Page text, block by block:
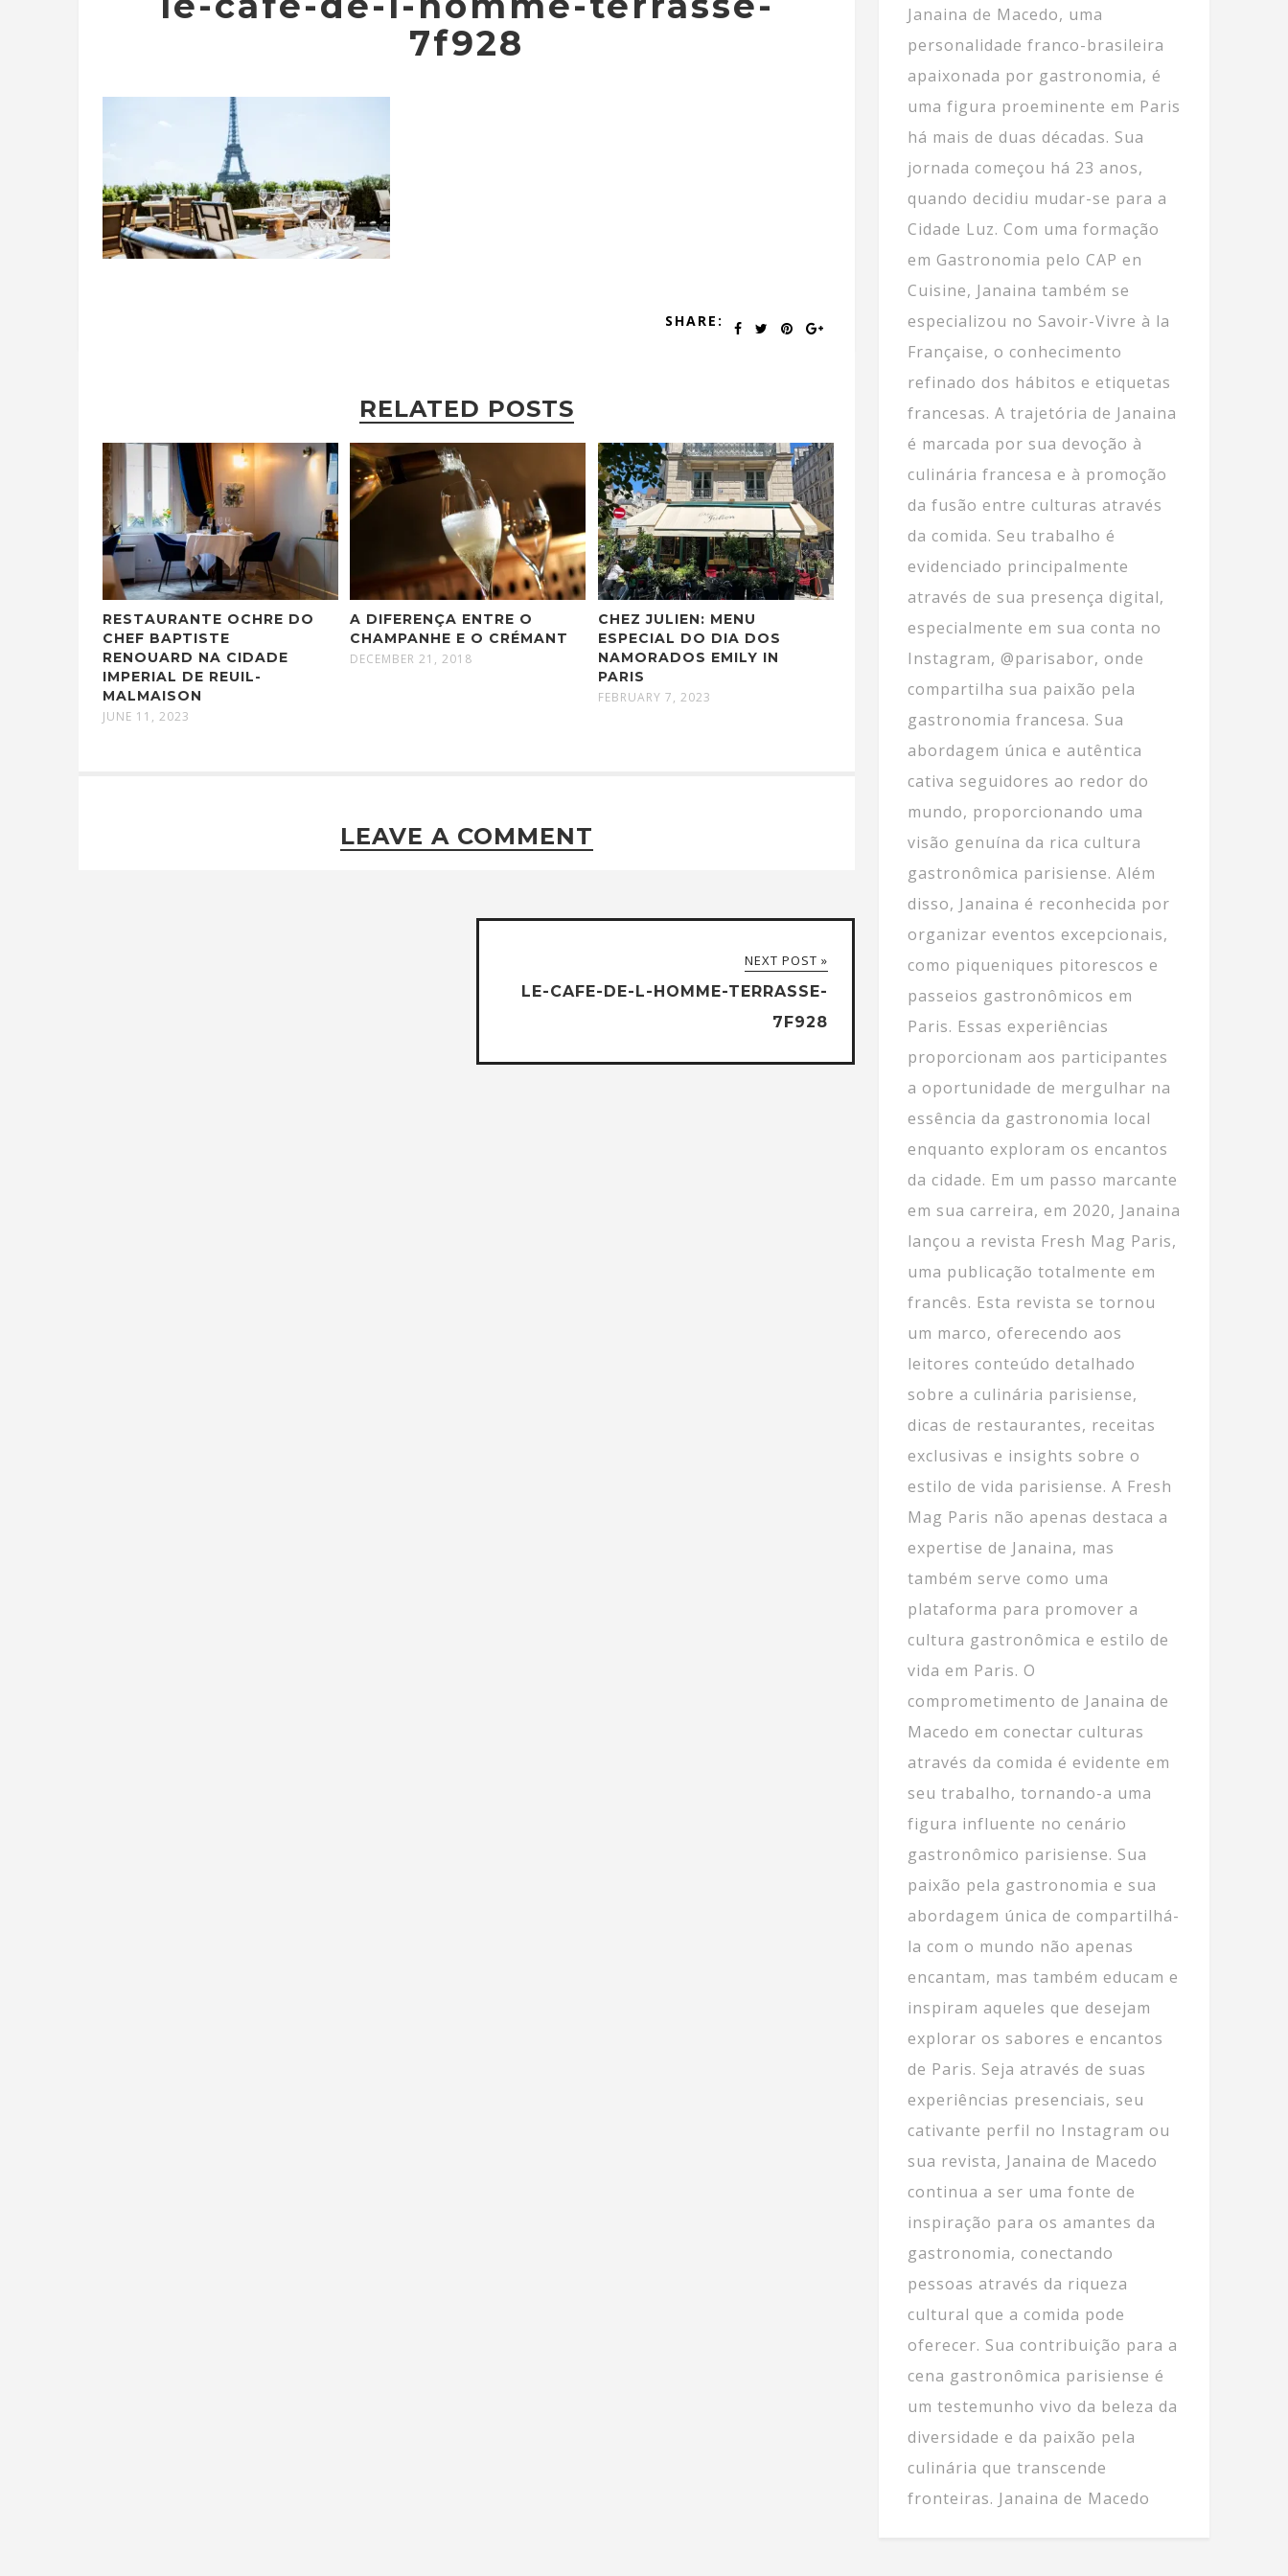
7f928
SHARE:
RELATED POSTS
RESTAURANTE OCHRE DO
CHEF BAPTISTE
RENOUARD NA CIDADE
IMPERIAL DE REUIL-
MALMAISON
JUNE 11, 2023
A DIFERENÇA ENTRE O
CHAMPANHE E O CRÉMANT
DECEMBER 21, 2018
CHEZ JULIEN: MENU
ESPECIAL DO DIA DOS
NAMORADOS EMILY IN
PARIS
FEBRUARY 7, 2023
LEAVE A COMMENT
NEXT POST »
LE-CAFE-DE-L-HOMME-TERRASSE-
7F928
Janaina de Macedo, uma
personalidade franco-brasileira
apaixonada por gastronomia, é
uma figura proeminente em Paris
há mais de duas décadas. Sua
jornada começou há 23 anos,
quando decidiu mudar-se para a
Cidade Luz. Com uma formação
em Gastronomia pelo CAP en
Cuisine, Janaina também se
especializou no Savoir-Vivre à la
Française, o conhecimento
refinado dos hábitos e etiquetas
francesas. A trajetória de Janaina
é marcada por sua devoção à
culinária francesa e à promoção
da fusão entre culturas através
da comida. Seu trabalho é
evidenciado principalmente
através de sua presença digital,
especialmente em sua conta no
Instagram, @parisabor, onde
compartilha sua paixão pela
gastronomia francesa. Sua
abordagem única e autêntica
cativa seguidores ao redor do
mundo, proporcionando uma
visão genuína da rica cultura
gastronômica parisiense. Além
disso, Janaina é reconhecida por
organizar eventos excepcionais,
como piqueniques pitorescos e
passeios gastronômicos em
Paris. Essas experiências
proporcionam aos participantes
a oportunidade de mergulhar na
essência da gastronomia local
enquanto exploram os encantos
da cidade. Em um passo marcante
em sua carreira, em 2020, Janaina
lançou a revista Fresh Mag Paris,
uma publicação totalmente em
francês. Esta revista se tornou
um marco, oferecendo aos
leitores conteúdo detalhado
sobre a culinária parisiense,
dicas de restaurantes, receitas
exclusivas e insights sobre o
estilo de vida parisiense. A Fresh
Mag Paris não apenas destaca a
expertise de Janaina, mas
também serve como uma
plataforma para promover a
cultura gastronômica e estilo de
vida em Paris. O
comprometimento de Janaina de
Macedo em conectar culturas
através da comida é evidente em
seu trabalho, tornando-a uma
figura influente no cenário
gastronômico parisiense. Sua
paixão pela gastronomia e sua
abordagem única de compartilhá-
la com o mundo não apenas
encantam, mas também educam e
inspiram aqueles que desejam
explorar os sabores e encantos
de Paris. Seja através de suas
experiências presenciais, seu
cativante perfil no Instagram ou
sua revista, Janaina de Macedo
continua a ser uma fonte de
inspiração para os amantes da
gastronomia, conectando
pessoas através da riqueza
cultural que a comida pode
oferecer. Sua contribuição para a
cena gastronômica parisiense é
um testemunho vivo da beleza da
diversidade e da paixão pela
culinária que transcende
fronteiras. Janaina de Macedo